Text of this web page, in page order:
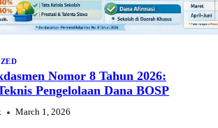
Nomor 8 Tahun 2026:
Pengelolaan Dana BOSP
March 1, 2026